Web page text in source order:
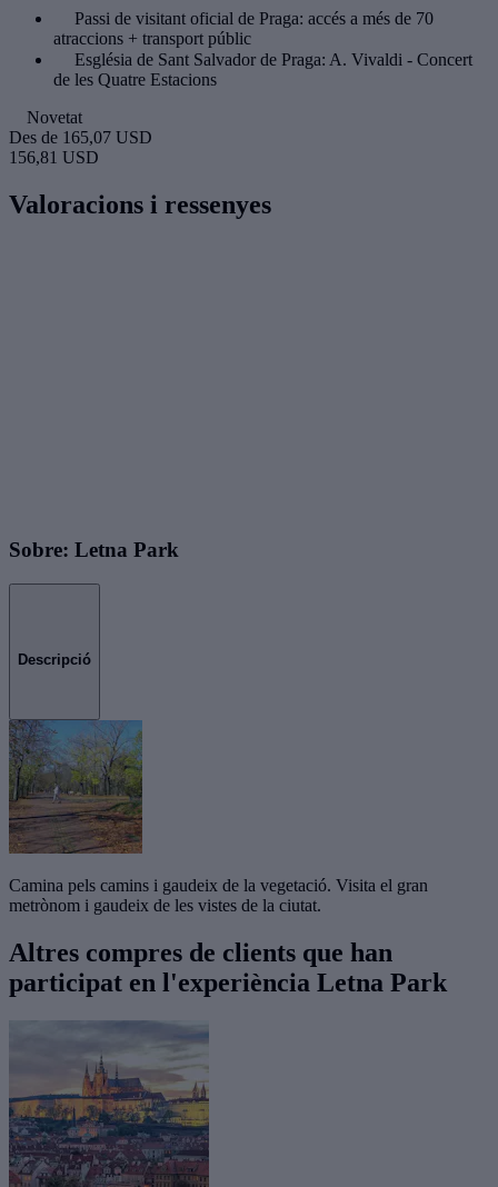
Passi de visitant oficial de Praga: accés a més de 70
atraccions + transport públic
Església de Sant Salvador de Praga: A. Vivaldi - Concert
de les Quatre Estacions
Novetat
Des de 165,07 USD
156,81 USD
Valoracions i ressenyes
Sobre: Letna Park
Descripció
Camina pels camins i gaudeix de la vegetació. Visita el gran
metrònom i gaudeix de les vistes de la ciutat.
Altres compres de clients que han
participat en l'experiència Letna Park